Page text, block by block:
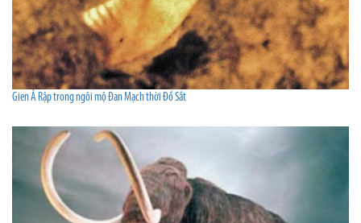
Gien Ả Rập trong ngôi mộ Đan Mạch thời Đồ Sắt